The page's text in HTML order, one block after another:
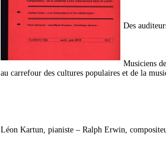
Des
Musiciens
au carrefour des cultures populaires et de la
Léon Kartun, pianiste – Ralph Erwin,